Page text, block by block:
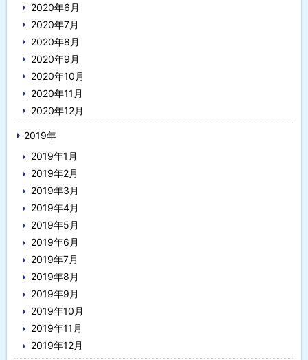
2020年6月
2020年7月
2020年8月
2020年9月
2020年10月
2020年11月
2020年12月
2019年
2019年1月
2019年2月
2019年3月
2019年4月
2019年5月
2019年6月
2019年7月
2019年8月
2019年9月
2019年10月
2019年11月
2019年12月